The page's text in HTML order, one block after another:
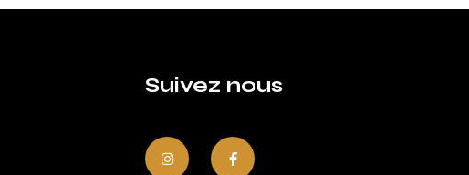
Suivez nous